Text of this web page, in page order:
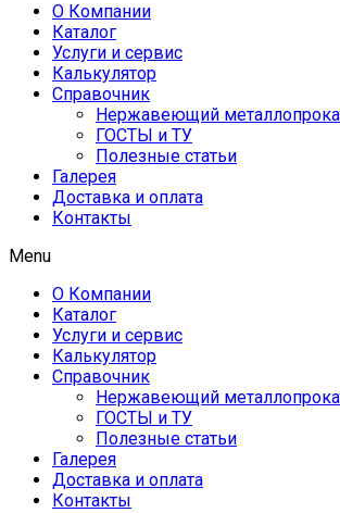
О Компании
Каталог
Услуги и сервис
Калькулятор
Справочник
Нержавеющий
ГОСТЫ и ТУ
Полезные статьи
Галерея
Доставка и оплата
Контакты
Menu
О Компании
Каталог
Услуги и сервис
Калькулятор
Справочник
Нержавеющий
ГОСТЫ и ТУ
Полезные статьи
Галерея
Доставка и оплата
Контакты